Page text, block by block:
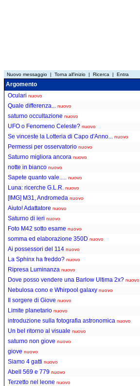
Nuovo messaggio | Torna all'inizio | Ricerca | Entra
Argomento
Oculari nuovo
Quale differenza... nuovo
saturno occultazione nuovo
UFO o Fenomeno Celeste? nuovo
Se vinceste la Lotteria di Capo d'Anno... nuovo
Permessi per osservatorio nuovo
Saturno migliora ancora nuovo
notte in bianco nuovo
Sapete quanto vale..... nuovo
Luna: ricerche G.L.R. nuovo
[IMG] M31, Andromeda nuovo
Aiuto! Adattatore nuovo
Saturno di ieri nuovo
Foto M42 sotto esame nuovo
somma ed elaborazione 350D nuovo
Ai possessori del 114 nuovo
La Sphinx ha freddo? nuovo
Ripresa Luminanza nuovo
Dove posso vendere una Barlow Ultima 2x? nuovo
Nebulosa cono e Whirpool galaxy nuovo
Il sorgere di Giove nuovo
Limite planetario nuovo
introduzione sulla fotografia astronomica nuovo
Un bel ritorno al visuale nuovo
saturno non giove nuovo
giove nuovo
Siamo 4 gatti nuovo
Abell 569 e 779 nuovo
Terzetto nel leone nuovo